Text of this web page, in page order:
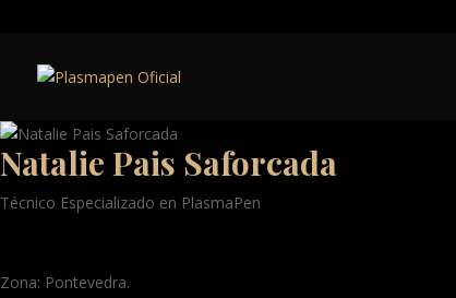
Natalie Pais Saforcada
Técnico Especializado en PlasmaPen
Zona: Pontevedra.